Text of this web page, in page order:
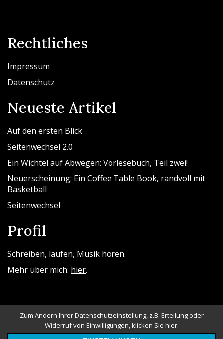
Rechtliches
Impressum
Datenschutz
Neueste Artikel
Auf den ersten Blick
Seitenwechsel 2.0
Ein Wichtel auf Abwegen: Vorlesebuch, Teil zwei!
Neuerscheinung: Ein Coffee Table Book, randvoll mit
Basketball
Seitenwechsel
Profil
Schreiben, laufen, Musik hören.
Mehr über mich: hier.
Zum Ändern Ihrer Datenschutzeinstellung, z.B. Erteilung oder
Widerruf von Einwilligungen, klicken Sie hier: